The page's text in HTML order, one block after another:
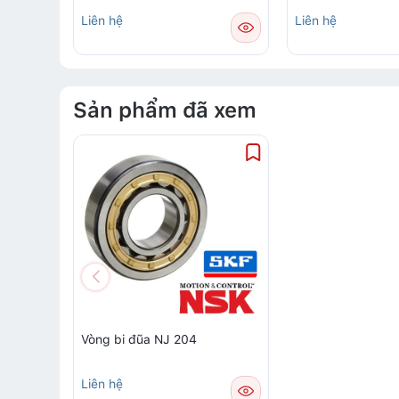
Liên hệ
Liên hệ
Sản phẩm đã xem
Vòng bi đũa NJ 204
Liên hệ